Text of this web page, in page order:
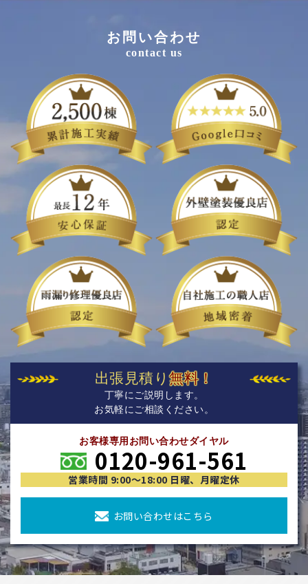
お問い合わせ
contact us
出張見積り無料！
丁寧にご説明します。
お気軽にご相談ください。
お客様専用お問い合わせダイヤル
0120-961-561
営業時間 9:00〜18:00 日曜、月曜定休
お問い合わせはこちら